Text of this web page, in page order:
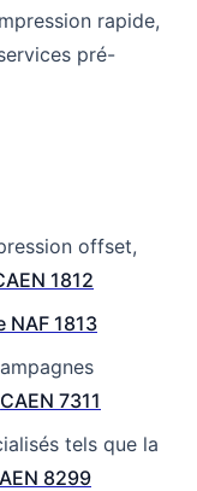
rapide,
pré-
offset,
1812
NAF 1813
CAEN 7311
tels que la
8299